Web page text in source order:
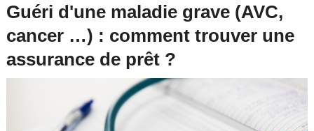
Guéri d'une maladie grave (AVC,
cancer …) : comment trouver une
assurance de prêt ?